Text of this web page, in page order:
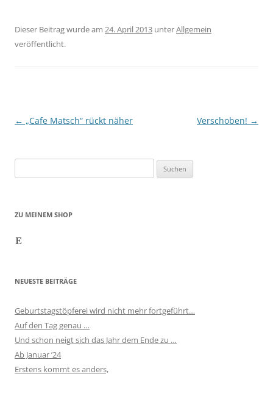
Dieser Beitrag wurde am 24. April 2013 unterAllgemein
veröffentlicht.
Beitragsnavigation
← „Cafe Matsch“ rückt näher Verschoben! →
nach:
ZU MEINEM SHOP
Etsy
NEUESTE BEITRÄGE
Geburtstagstöpferei wird nicht mehr fortgeführt…
Auf den Tag genau …
Und schon neigt sich das Jahr dem Ende zu …
Ab Januar ’24
Erstens kommt es anders,